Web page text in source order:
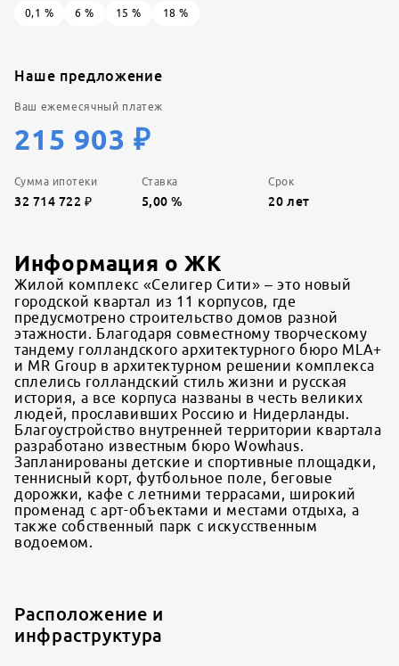
0,1 % 6 % 15 % 18 %
Наше предложение
Ваш ежемесячный платеж
215 903 ₽
Сумма ипотеки
32 714 722 ₽
Ставка
5,00 %
Срок
20 лет
Информация о ЖК
Жилой комплекс «Селигер Сити» – это новый
городской квартал из 11 корпусов, где
предусмотрено строительство домов разной
этажности. Благодаря совместному творческому
тандему голландского архитектурного бюро MLA+
и MR Group в архитектурном решении комплекса
сплелись голландский стиль жизни и русская
история, а все корпуса названы в честь великих
людей, прославивших Россию и Нидерланды.
Благоустройство внутренней территории квартала
разработано известным бюро Wowhaus.
Запланированы детские и спортивные площадки,
теннисный корт, футбольное поле, беговые
дорожки, кафе с летними террасами, широкий
променад с арт-объектами и местами отдыха, а
также собственный парк с искусственным
водоемом.
Расположение и
инфраструктура